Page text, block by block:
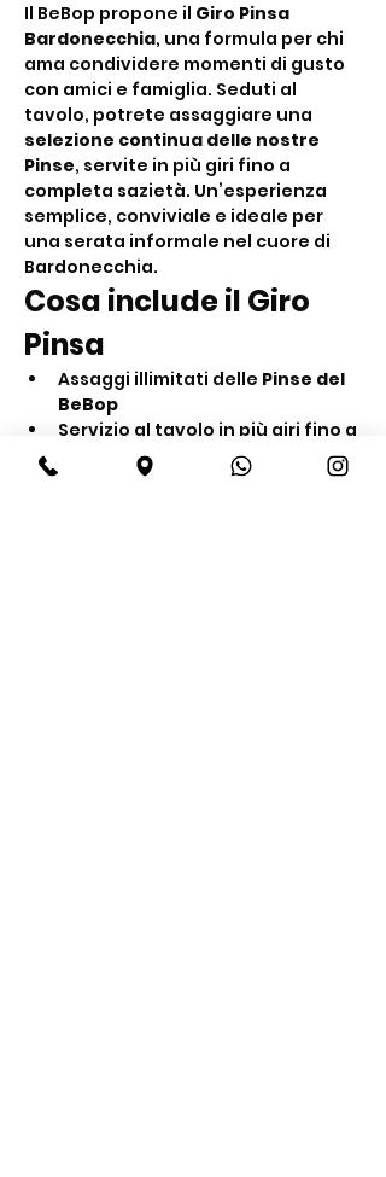
Il BeBop propone il Giro Pinsa
Bardonecchia, una formula per chi
ama condividere momenti di gusto
con amici e famiglia. Seduti al
tavolo, potrete assaggiare una
selezione continua delle nostre
Pinse, servite in più giri fino a
completa sazietà. Un’esperienza
semplice, conviviale e ideale per
una serata informale nel cuore di
Bardonecchia.
Cosa include il Giro
Pinsa
Assaggi illimitati delle Pinse del
BeBop
Servizio al tavolo in più giri fino a
Acqua inclusa